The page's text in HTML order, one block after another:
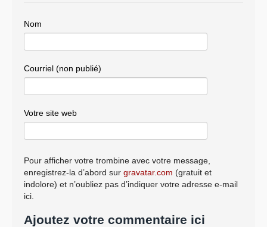
Nom
Courriel (non publié)
Votre site web
Pour afficher votre trombine avec votre message,
enregistrez-la d’abord sur gravatar.com (gratuit et
indolore) et n’oubliez pas d’indiquer votre adresse e-mail
ici.
Ajoutez votre commentaire ici